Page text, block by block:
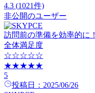
4.3 (1021件)
非公開のユーザー
訪問前の準備を効率的に！
全体満足度
☆☆☆☆☆
★★★★★
5
投稿日： 2025/06/26